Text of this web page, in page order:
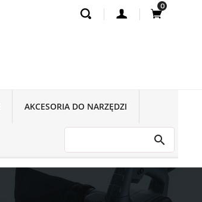
0
AKCESORIA DO NARZĘDZI